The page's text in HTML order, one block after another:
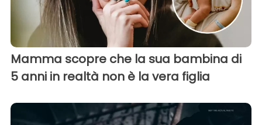
Mamma scopre che la sua bambina di
5 anni in realtà non è la vera figlia